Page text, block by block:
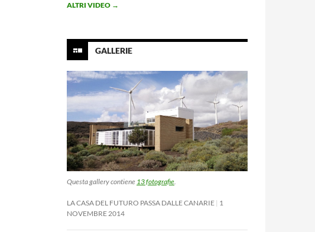
ALTRI VIDEO →
GALLERIE
Questa gallery contiene 13 fotografie.
LA CASA DEL FUTURO PASSA DALLE CANARIE 1
NOVEMBRE 2014